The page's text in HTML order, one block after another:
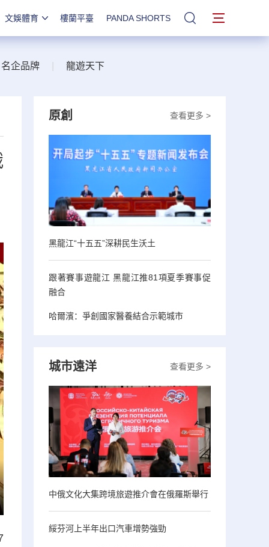
文娛體育 樓蘭平臺 PANDA SHORTS 站內搜索
名企品牌 龍遊天下
查看更多 >
原創
黑龍江“十五五”深耕民生沃土
跟著賽事遊龍江 黑龍江推81項夏季賽事促
融合
哈爾濱：爭創國家醫養結合示範城市
查看更多 >
城市遠洋
中俄文化大集跨境旅遊推介會在俄羅斯舉行
綏芬河上半年出口汽車增勢強勁